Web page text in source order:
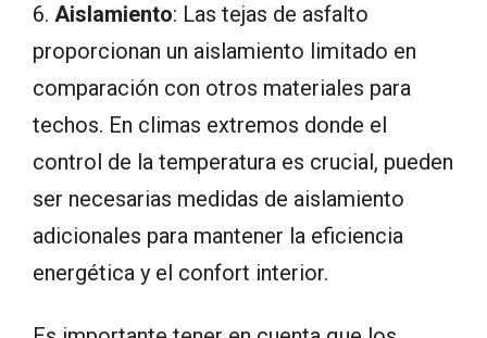
6. Aislamiento: Las tejas de asfalto
proporcionan un aislamiento limitado en
comparación con otros materiales para
techos. En climas extremos donde el
control de la temperatura es crucial, pueden
ser necesarias medidas de aislamiento
adicionales para mantener la eficiencia
energética y el confort interior.